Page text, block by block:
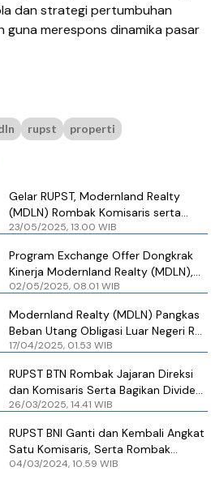
dan strategi pertumbuhan
guna merespons dinamika pasar
rupst properti
Gelar RUPST, Modernland Realty
(MDLN) Rombak Komisaris serta
Fokus ke Keberlanjutan
23/05/2025, 13.00 WIB
Program Exchange Offer Dongkrak
Kinerja Modernland Realty (MDLN),
Dari Rugi Jadi Laba Rp 761 Miliar
02/05/2025, 08.01 WIB
Modernland Realty (MDLN) Pangkas
Beban Utang Obligasi Luar Negeri Rp
1,7 Triliun Melalui 'Buyback and
17/04/2025, 01.53 WIB
RUPST BTN Rombak Jajaran Direksi
dan Komisaris Serta Bagikan Dividen
25%
26/03/2025, 14.41 WIB
RUPST BNI Ganti dan Kembali Angkat
Satu Komisaris, Serta Rombak
Direksi
04/03/2024, 10.59 WIB